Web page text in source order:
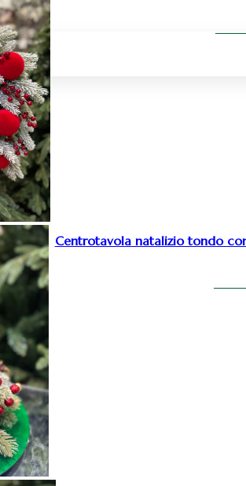
Centrotavola natalizio tondo